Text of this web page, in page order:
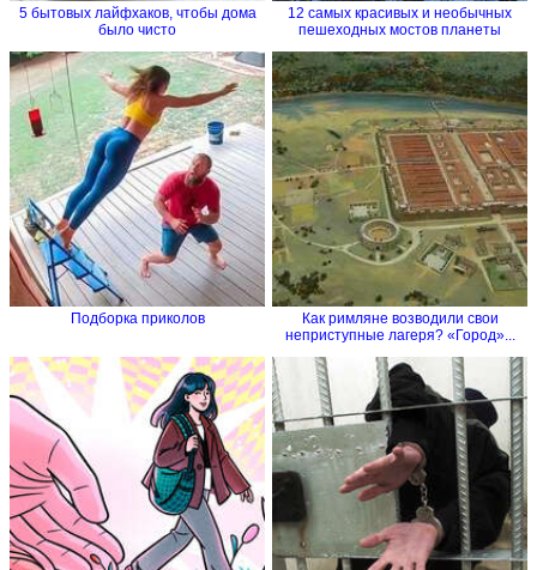
5 бытовых лайфхаков, чтобы дома
было чисто
12 самых красивых и необычных
пешеходных мостов планеты
Подборка приколов
Как римляне возводили свои
неприступные лагеря? «Город»...